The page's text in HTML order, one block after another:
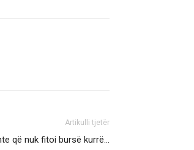
Artikulli tjetër
që nuk fitoi bursë kurrë…